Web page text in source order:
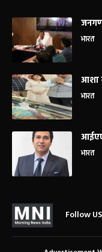
भारत
आशा
भारत
भारत
Follow US